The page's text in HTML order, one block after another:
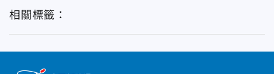
相關標籤：